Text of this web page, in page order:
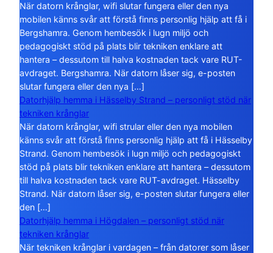
När datorn krånglar, wifi slutar fungera eller den nya
mobilen känns svår att förstå finns personlig hjälp att få i
Bergshamra. Genom hembesök i lugn miljö och
pedagogiskt stöd på plats blir tekniken enklare att
hantera – dessutom till halva kostnaden tack vare RUT-
avdraget. Bergshamra. När datorn låser sig, e-posten
slutar fungera eller den nya […]
Datorhjälp hemma i Hässelby Strand – personligt stöd när
tekniken krånglar
När datorn krånglar, wifi strular eller den nya mobilen
känns svår att förstå finns personlig hjälp att få i Hässelby
Strand. Genom hembesök i lugn miljö och pedagogiskt
stöd på plats blir tekniken enklare att hantera – dessutom
till halva kostnaden tack vare RUT-avdraget. Hässelby
Strand. När datorn låser sig, e-posten slutar fungera eller
den […]
Datorhjälp hemma i Högdalen – personligt stöd när
tekniken krånglar
När tekniken krånglar i vardagen – från datorer som låser